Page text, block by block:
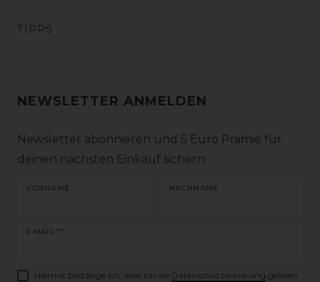
TIPPS
NEWSLETTER ANMELDEN
Newsletter abonnieren und 5 Euro Prämie für
deinen nächsten Einkauf sichern
VORNAME NACHNAME
E-MAIL **
Newsletter
Hiermit bestätige ich, dass ich die Daten­schutz­erklärung gelesen